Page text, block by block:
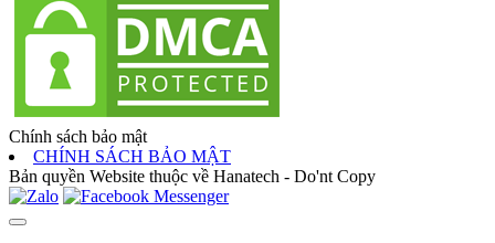
Chính sách bảo mật
CHÍNH SÁCH BẢO MẬT
Bản quyền Website thuộc về Hanatech - Do'nt Copy